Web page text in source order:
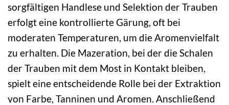
sorgfältigen Handlese und Selektion der Trauben
erfolgt eine kontrollierte Gärung, oft bei
moderaten Temperaturen, um die Aromenvielfalt
zu erhalten. Die Mazeration, bei der die Schalen
der Trauben mit dem Most in Kontakt bleiben,
spielt eine entscheidende Rolle bei der Extraktion
von Farbe, Tanninen und Aromen. Anschließend